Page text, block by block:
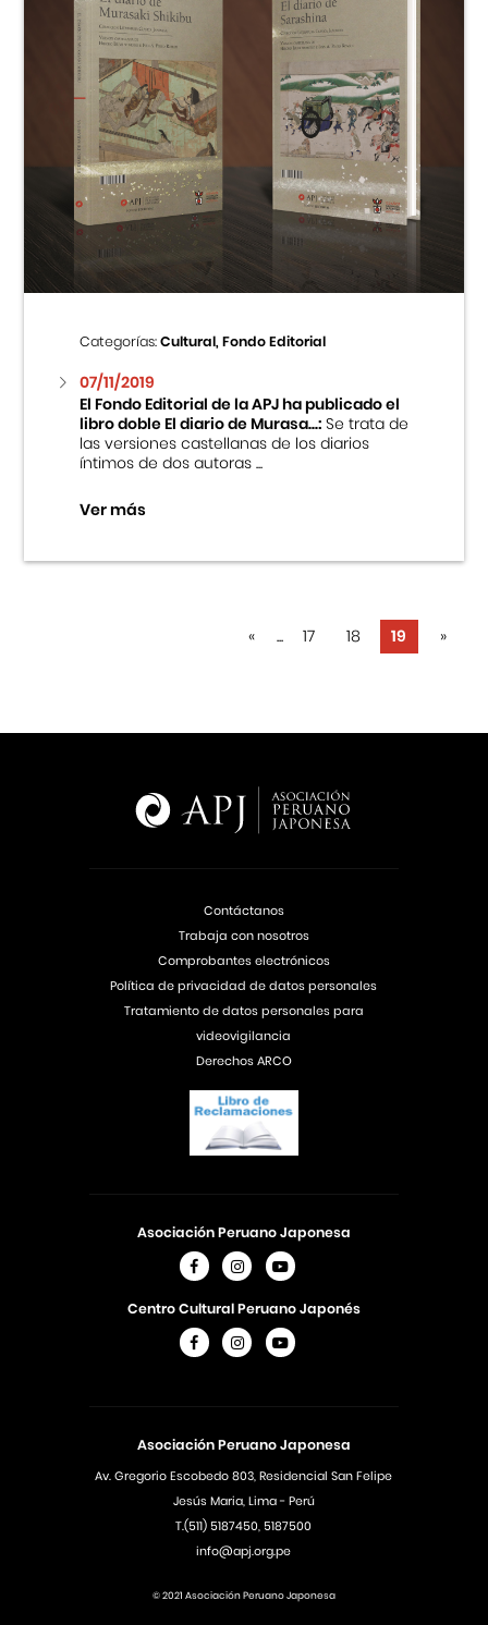
Categorías:Cultural, Fondo Editorial
07/11/2019
El Fondo Editorial de la APJ ha publicado el
libro doble El diario de Murasa...:Se trata de
las versiones castellanas de los diarios
íntimos de dos autoras ...
Ver más
« ... 17 18 19 »
Asociación Peruano Japonesa
Av. Gregorio Escobedo 803, Residencial San Felipe
Jesús Maria, Lima - Perú
T.(511) 5187450, 5187500
info@apj.org.pe
Asociación Peruano Japonesa
Centro Cultural Peruano Japonés
Contáctanos
Trabaja con nosotros
Comprobantes electrónicos
Política de privacidad de datos personales
Tratamiento de datos personales para
videovigilancia
Derechos ARCO
© 2021 Asociación Peruano Japonesa